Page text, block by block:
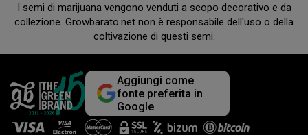
I semi di marijuana vengono venduti a scopo decorativo e da
collezione. Growbarato.net non è responsabile dell'uso o della
coltivazione di questi semi.
Aggiungi come
fonte preferita in
Google